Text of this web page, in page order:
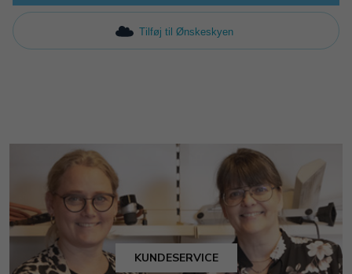
Tilføj til Ønskeskyen
KUNDESERVICE